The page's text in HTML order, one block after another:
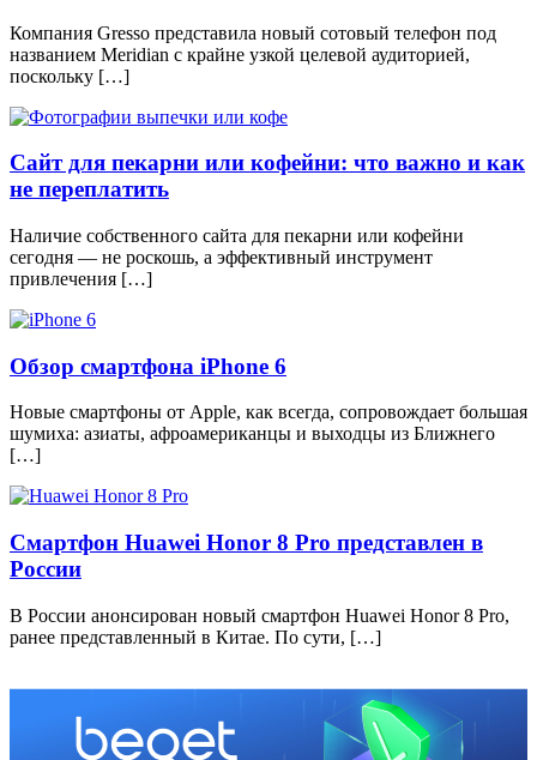
Компания Gresso представила новый сотовый телефон под
названием Meridian с крайне узкой целевой аудиторией,
поскольку […]
Сайт для пекарни или кофейни: что важно и как
не переплатить
Наличие собственного сайта для пекарни или кофейни
сегодня — не роскошь, а эффективный инструмент
привлечения […]
Обзор смартфона iPhone 6
Новые смартфоны от Apple, как всегда, сопровождает большая
шумиха: азиаты, афроамериканцы и выходцы из Ближнего
[…]
Смартфон Huawei Honor 8 Pro представлен в
России
В России анонсирован новый смартфон Huawei Honor 8 Pro,
ранее представленный в Китае. По сути, […]